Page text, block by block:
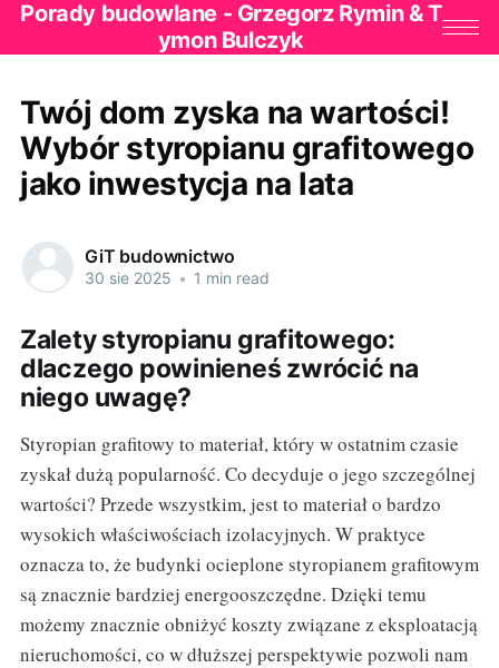
Porady budowlane - Grzegorz Rymin & T
ymon Bulczyk
Twój dom zyska na wartości!
Wybór styropianu grafitowego
jako inwestycja na lata
GiT budownictwo
30 sie 2025 • 1 min read
Zalety styropianu grafitowego:
dlaczego powinieneś zwrócić na
niego uwagę?
Styropian grafitowy to materiał, który w ostatnim czasie
zyskał dużą popularność. Co decyduje o jego szczególnej
wartości? Przede wszystkim, jest to materiał o bardzo
wysokich właściwościach izolacyjnych. W praktyce
oznacza to, że budynki ocieplone styropianem grafitowym
są znacznie bardziej energooszczędne. Dzięki temu
możemy znacznie obniżyć koszty związane z eksploatacją
nieruchomości, co w dłuższej perspektywie pozwoli nam